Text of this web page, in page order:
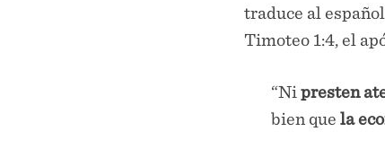
traduce al
Timoteo 1:4, el
“Ni presten
bien que la